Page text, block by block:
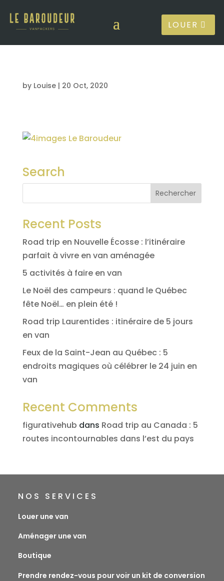
LOUER
by Louise| 20 Oct, 2020
Search
Recent Posts
Road trip en Nouvelle Écosse : l’itinéraire
parfait à vivre en van aménagée
5 activités à faire en van
Le Noël des campeurs : quand le Québec
fête Noël… en plein été !
Road trip Laurentides : itinéraire de 5 jours
en van
Feux de la Saint-Jean au Québec : 5
endroits magiques où célébrer le 24 juin en
van
Recent Comments
figurativehub dans Road trip au Canada : 5
routes incontournables dans l’est du pays
NOS SERVICES
Louer une van
Aménager une van
Boutique
Prendre rendez-vous pour voir un kit de conversion